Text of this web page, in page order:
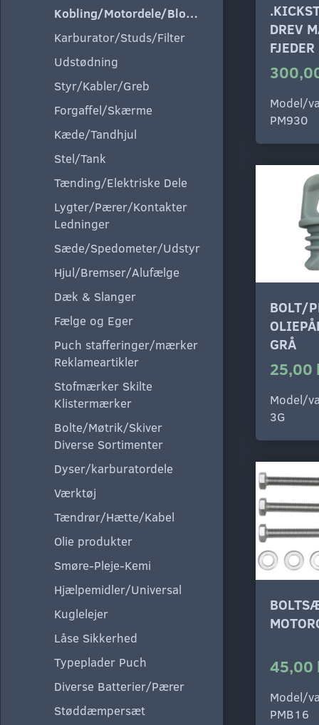
Kobling/Motordele/Blokke
Karburator/Studs/Filter
Udstødning
Styr/Kabler/Greb
Forgaffel/Skærme
Kæde/Tandhjul
Stel/Tank
Tænding/Elektriske Dele
Lygter/Pærer/Kontakter
Ledninger
Sæde/Spedometer/Udstyr
Hjul/Bremser/Alufælge
Dæk & Slanger
Fælge og Eger
Puch stafferinger/mærker
Reklameartikler
Stofmærker Skilte
Klistermærker
Bolte/Møtrik/Skiver
Diverse Sortimenter
Dyser/karburatordele
Værktøj
Tændrør/Hætte/Kabel
Olie produkter
Smøre-Pleje-Kemi
Hjælpemidler/Universal
Kuglelejer
Låse Sikkerhed
Typeplader Puch
Diverse Batterier/Pærer
Støddæmpersæt
DREV
FJEDER
Model/
PM930
BOLT/
GRÅ
25,00
Model/
3G
45,00
Model/
PMB16